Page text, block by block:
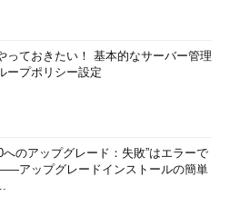
っておきたい！ 基本的なサーバー管理
ープポリシー設定
へのアップグレード：失敗”はエラーで
アップグレードインストールの簡単